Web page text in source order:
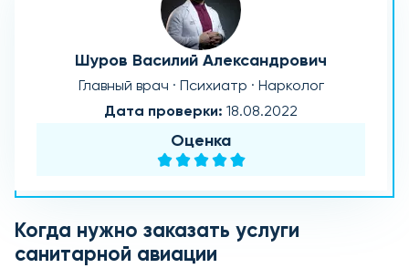
Шуров Василий Александрович
Главный врач · Психиатр · Нарколог
Дата проверки: 18.08.2022
Оценка
Когда нужно заказать услуги
санитарной авиации